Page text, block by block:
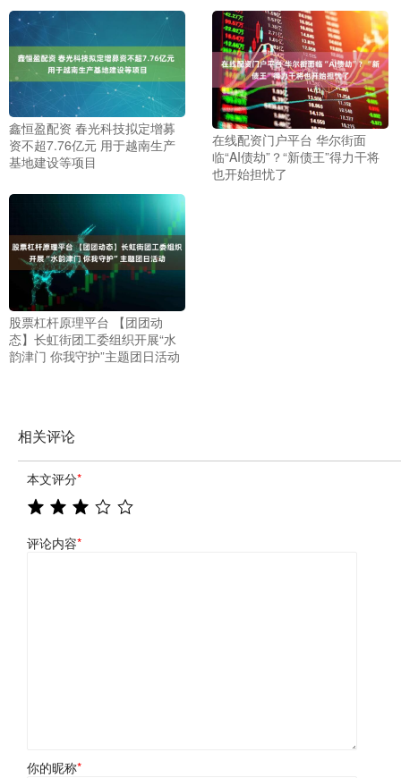
鑫恒盈配资 春光科技拟定增募
资不超7.76亿元 用于越南生产
基地建设等项目
在线配资门户平台 华尔街面
临“AI债劫”？“新债王”得力干将
也开始担忧了
股票杠杆原理平台 【团团动
态】长虹街团工委组织开展“水
韵津门 你我守护”主题团日活动
相关评论
本文评分*
评论内容*
你的昵称*